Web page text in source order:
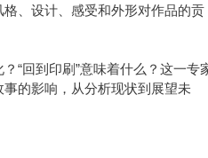
、设计、感受和外形对作品的贡
“回到印刷”意味着什么？这一专
的影响，从分析现状到展望未